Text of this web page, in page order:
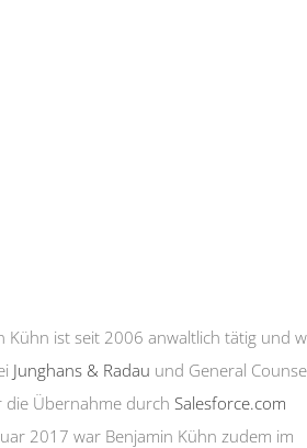
Kühn ist seit 2006 anwaltlich tätig und
Junghans & Radau und General
die Übernahme durch Salesforce.com
2017 war Benjamin Kühn zudem im